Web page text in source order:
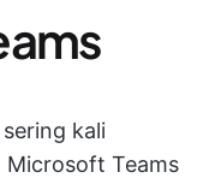
kali
Microsoft Teams